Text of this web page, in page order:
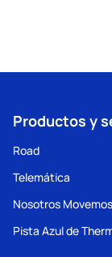
Productos y
Road
Telemática
Nosotros
Pista Azul de